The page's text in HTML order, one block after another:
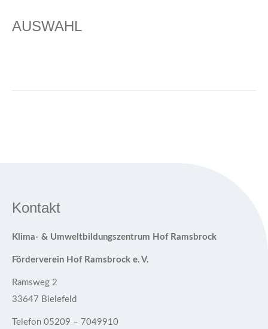
NAVIGATION
AUSWAHL
Kontakt
Klima- & Umweltbildungszentrum Hof Ramsbrock
Förderverein Hof Ramsbrock e. V.
Ramsweg 2
33647 Bielefeld
Telefon 05209 – 7049910